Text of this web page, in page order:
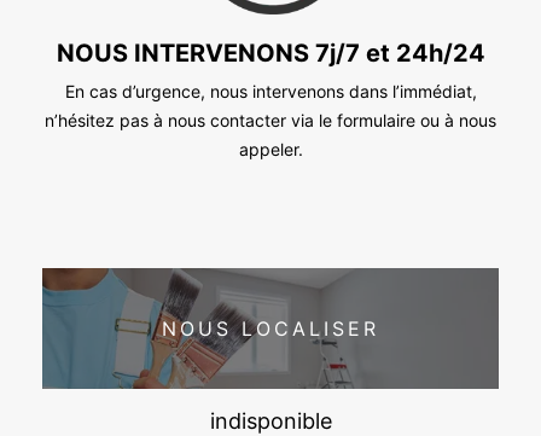
NOUS INTERVENONS 7j/7 et 24h/24
En cas d’urgence, nous intervenons dans l’immédiat,
n’hésitez pas à nous contacter via le formulaire ou à nous
appeler.
NOUS LOCALISER
indisponible